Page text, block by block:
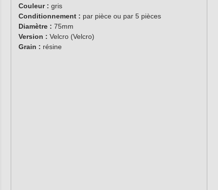
Couleur : gris
Conditionnement : par pièce ou par 5 pièces
Diamètre : 75mm
Version : Velcro (Velcro)
Grain : résine